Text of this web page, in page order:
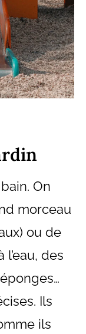
On
morceau
ou de
des
Ils
ils